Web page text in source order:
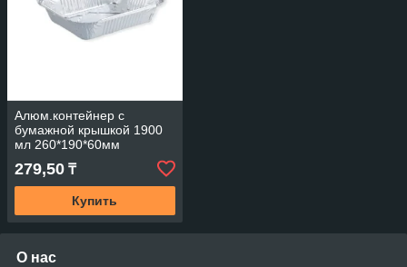
Алюм.контейнер с
бумажной крышкой 1900
мл 260*190*60мм
279,50 ₸
Купить
О нас